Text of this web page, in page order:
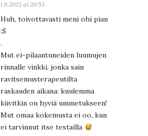
1.6.2022 at 20:53
Huh, toivottavasti meni ohi pian
:S
.
Mut ei-pilaantuneiden luumujen
rinnalle vinkki, jonka sain
ravitsemusterapeutilta
raskauden aikana: kuulemma
kiivitkin on hyviä ummetukseen!
Mut omaa kokemusta ei oo, kun
ei tarvinnut itse testailla